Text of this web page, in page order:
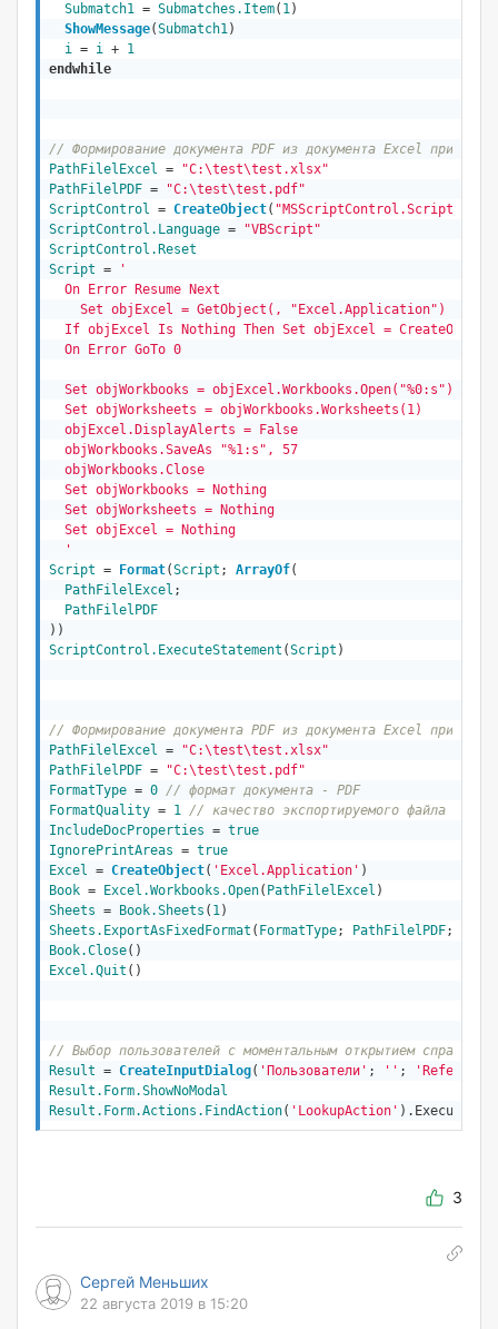
Submatch1 = Submatches.Item( 1)
ShowMessage(Submatch1)
i = i + 1
endwhile
// Формирование документа PDF из документа Excel при
PathFilelExcel =
"C:\test\test.xlsx"
PathFilelPDF =
"C:\test\test.pdf"
ScriptControl = CreateObject(
ScriptControl.Language =
"VBScript"
ScriptControl.Reset
Script =
'
  On Error Resume Next
    Set objExcel = GetObject(, "Excel.Application")
If objExcel Is Nothing Then Set objExcel =
  On Error GoTo 0
  Set objWorkbooks = objExcel.Workbooks.Open("%0:s")
  Set objWorksheets = objWorkbooks.Worksheets(1)
  objExcel.DisplayAlerts = False
  objWorkbooks.SaveAs "%1:s", 57
  objWorkbooks.Close
  Set objWorkbooks = Nothing
  Set objWorksheets = Nothing
  Set objExcel = Nothing
  '
Script = Format(Script ; ArrayOf(
PathFilelExcel ;
PathFilelPDF
))
ScriptControl.ExecuteStatement (Script )
// Формирование документа PDF из документа Excel при
PathFilelExcel =
"C:\test\test.xlsx"
PathFilelPDF =
"C:\test\test.pdf"
FormatType = 0 // формат документа - PDF
FormatQuality = 1 // качество экспортируемого файла
IncludeDocProperties = true
IgnorePrintAreas = true
Excel = CreateObject( 'Excel.Application' )
Book = Excel.Workbooks.Open( PathFilelExcel
Sheets = Book.Sheets ( 1
Sheets.ExportAsFixedFormat ( FormatType; PathFilelPDF;
Book.Close
Excel.Quit ()
// Выбор пользователей с моментальным открытием
Result = CreateInputDialog( 'Пользователи' ; '' ;
Result .Form.ShowNoModal
Result .Form.Actions.FindAction( 'LookupAction'
3
Сергей Меньших
22 августа 2019 в 15:20